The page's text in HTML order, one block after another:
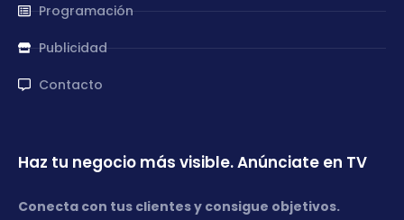
Programación
Publicidad
Contacto
Haz tu negocio más visible. Anúnciate en TV
Conecta con tus clientes y consigue objetivos.